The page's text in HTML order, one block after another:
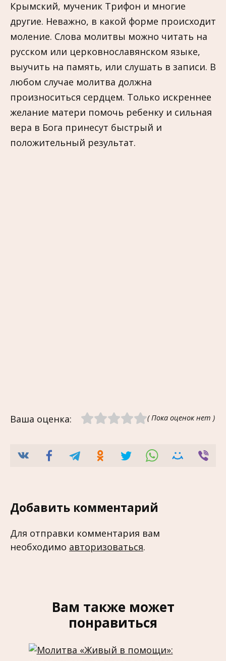
Крымский, мученик Трифон и многие
другие. Неважно, в какой форме происходит
моление. Слова молитвы можно читать на
русском или церковнославянском языке,
выучить на память, или слушать в записи. В
любом случае молитва должна
произноситься сердцем. Только искреннее
желание матери помочь ребенку и сильная
вера в Бога принесут быстрый и
положительный результат.
Ваша оценка: ( Пока оценок нет )
Добавить комментарий
Для отправки комментария вам
необходимо авторизоваться.
Вам также может
понравиться